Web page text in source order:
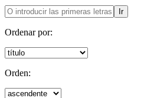
Ir
Ordenar por:
Orden: